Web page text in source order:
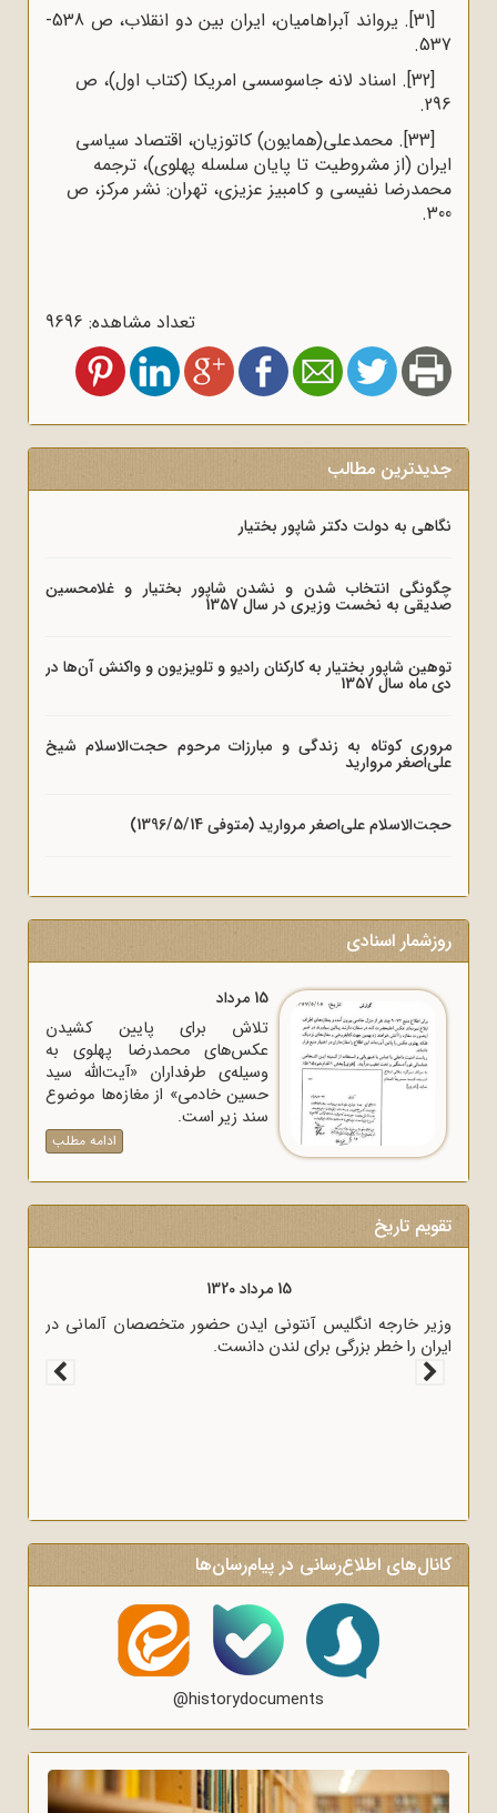
[31]
. یرواند آبراهامیان، ایران بین دو انقلاب، ص 538-
537.
[32]
. اسناد لانه جاسوسسی امریکا (کتاب اول)، ص
296.
[33]
. محمدعلی(همایون) کاتوزیان، اقتصاد سیاسی
ایران (از مشروطیت تا پایان سلسله پهلوی)، ترجمه
محمدرضا نفیسی و کامبیز عزیزی، تهران: نشر مرکز، ص
300.
تعداد مشاهده: 9696
جدیدترین مطالب
نگاهی به دولت دکتر شاپور بختیار
چگونگی انتخاب شدن و نشدن شاپور بختیار و غلامحسین
صدیقی به نخست وزیری در سال 1357
توهین شاپور بختیار به کارکنان رادیو و تلویزیون و واکنش آن‌ها در
دی ماه سال 1357
مروری کوتاه به زندگی و مبارزات مرحوم حجت‌الاسلام شیخ
علی‌اصغر مروارید
حجت‌الاسلام علی‌اصغر مروارید (متوفی 1396/5/14)
روزشمار اسنادی
15 مرداد
تلاش برای پایین کشیدن
عکس‌های محمدرضا پهلوی به
وسیله‌ی طرفداران «آیت‌الله سید
حسین خادمی» از مغازه‌ها موضوع
سند زیر است.
ادامه مطلب
تقویم تاریخ
15 مرداد 1320
وزیر خارجه انگلیس آنتونی ایدن حضور متخصصان آلمانی در
ایران را خطر بزرگی برای لندن دانست.
کانال‌های اطلاع‌رسانی در پیام‌رسان‌ها
@historydocuments